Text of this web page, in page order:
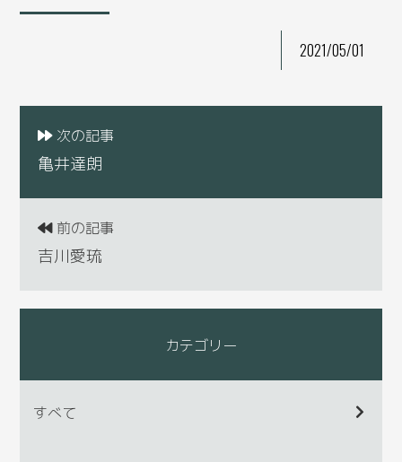
2021/05/01
次の記事
亀井達朗
前の記事
吉川愛琉
カテゴリー
すべて